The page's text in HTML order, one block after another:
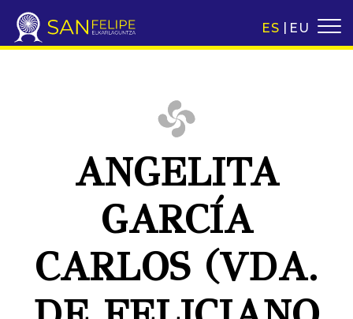
ES EU
ANGELITA
GARCÍA
CARLOS (VDA.